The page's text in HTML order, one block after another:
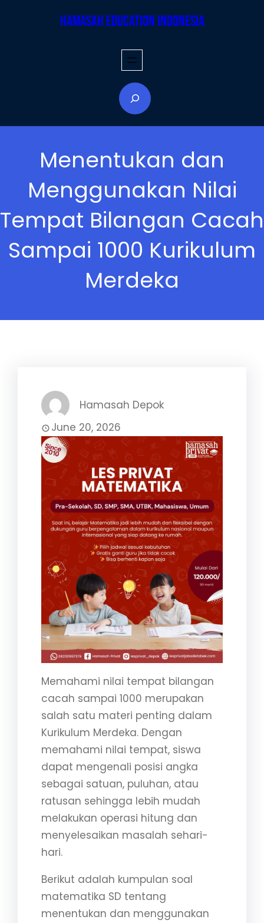
Hamasah Education Indonesia
a
c
Menentukan dan
Menggunakan Nilai
Tempat Bilangan Cacah
Sampai 1000 Kurikulum
Merdeka
Hamasah Depok
June 20, 2026
Memahami nilai tempat bilangan
cacah sampai 1000 merupakan
salah satu materi penting dalam
Kurikulum Merdeka. Dengan
memahami nilai tempat, siswa
dapat mengenali posisi angka
sebagai satuan, puluhan, atau
ratusan sehingga lebih mudah
melakukan operasi hitung dan
menyelesaikan masalah sehari-
hari.
Berikut adalah kumpulan soal
matematika SD tentang
menentukan dan menggunakan